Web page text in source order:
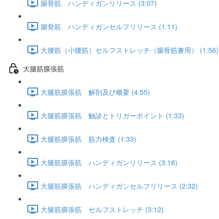
腸骨筋 ハンディガンリリース (3:07)
腸骨筋 ハンディガンセルフリリース (1:11)
大腰筋（小腰筋）セルフストレッチ（腸骨筋兼用） (1:56)
大腿筋膜張筋
大腿筋膜張筋 解剖及び概要 (4:55)
大腿筋膜張筋 触診とトリガーポイント (1:33)
大腿筋膜張筋 筋力検査 (1:33)
大腿筋膜張筋 ハンディガンリリース (3:18)
大腿筋膜張筋 ハンディガンセルフリリース (2:32)
大腿筋膜張筋 セルフストレッチ (3:12)